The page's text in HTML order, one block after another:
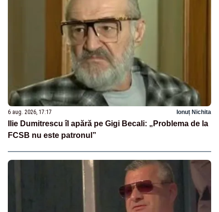
6 aug. 2026, 17:17 Ionuț Nichita
Ilie Dumitrescu îl apără pe Gigi Becali: „Problema de la
FCSB nu este patronul”